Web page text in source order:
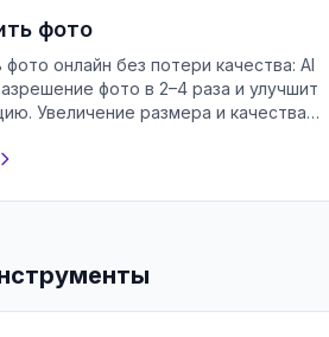
фото
фото онлайн без потери качества: AI
фото в 2–4 раза и улучшит
Увеличение размера и качества